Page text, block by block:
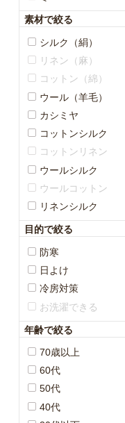
素材で絞る
シルク（絹）
リネン（麻）
コットン（綿）
ウール（羊毛）
カシミヤ
コットンシルク
コットンリネン
ウールシルク
ウールコットン
リネンシルク
目的で絞る
防寒
日よけ
冷房対策
お洗濯できる
年齢で絞る
70歳以上
60代
50代
40代